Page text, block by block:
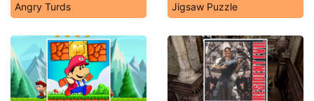
Angry Turds Jigsaw Puzzle